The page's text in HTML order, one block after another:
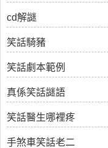
cd解謎
笑話騎豬
笑話劇本範例
真係笑話謎語
笑話醫生哪裡疼
手煞車笑話老二